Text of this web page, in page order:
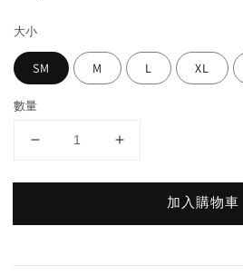
大小
SM M L XL
數量
加入購物車